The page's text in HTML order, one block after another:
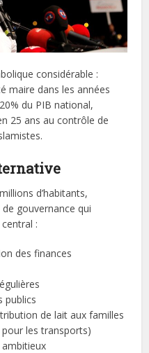
considérable :
maire dans les années
du PIB national,
25 ans au contrôle de
d’habitants,
gouvernance qui
:
des finances
publics
de lait aux familles
les transports)